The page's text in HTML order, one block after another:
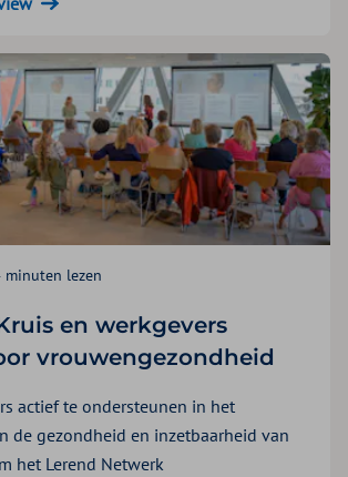
minuten lezen
en werkgevers
vrouwengezondheid
actief te ondersteunen in het
de gezondheid en inzetbaarheid van
het Lerend Netwerk